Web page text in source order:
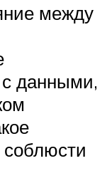
между
с данными,